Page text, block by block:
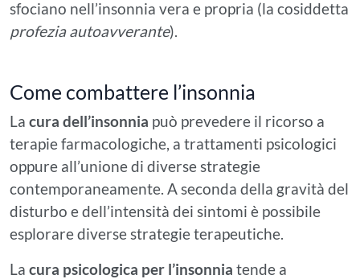
sfociano nell’insonnia vera e propria (la cosiddetta
profezia autoavverante).
Come combattere l’insonnia
La cura dell’insonnia può prevedere il ricorso a
terapie farmacologiche, a trattamenti psicologici
oppure all’unione di diverse strategie
contemporaneamente. A seconda della gravità del
disturbo e dell’intensità dei sintomi è possibile
esplorare diverse strategie terapeutiche.
La cura psicologica per l’insonnia tende a